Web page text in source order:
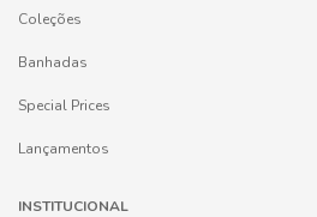
Coleções
Banhadas
Special Prices
Lançamentos
INSTITUCIONAL